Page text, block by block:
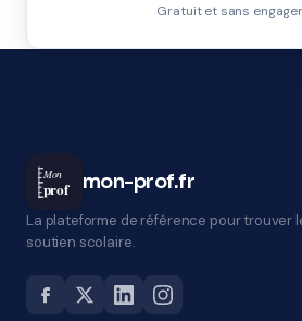
Gratuit et sans
Mon
prof mon-prof.fr
La plateforme de référence pour trouver
soutien scolaire.